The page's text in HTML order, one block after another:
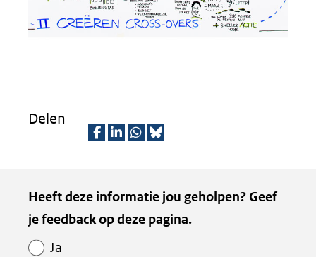
Delen
l
e
l
e
l
e
z
e
Kopie
van
Paginawaardering
Heeft deze informatie jou geholpen? Geef
je feedback op deze pagina.
Ja